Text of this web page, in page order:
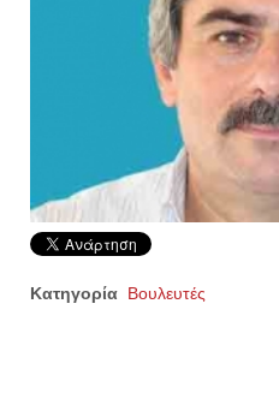
Κατηγορία Βουλευτές